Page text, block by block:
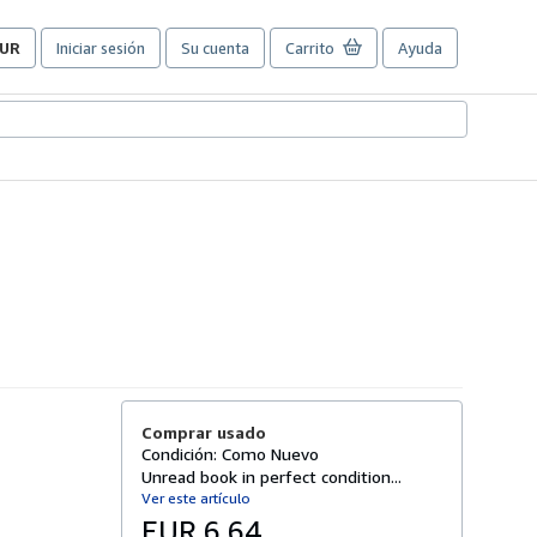
Iniciar sesión Su cuenta Carrito Ayuda
Comprar usado
Condición: Como Nuevo
Unread book in perfect condition...
Ver este artículo